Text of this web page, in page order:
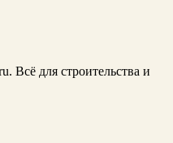
Всё для строительства и